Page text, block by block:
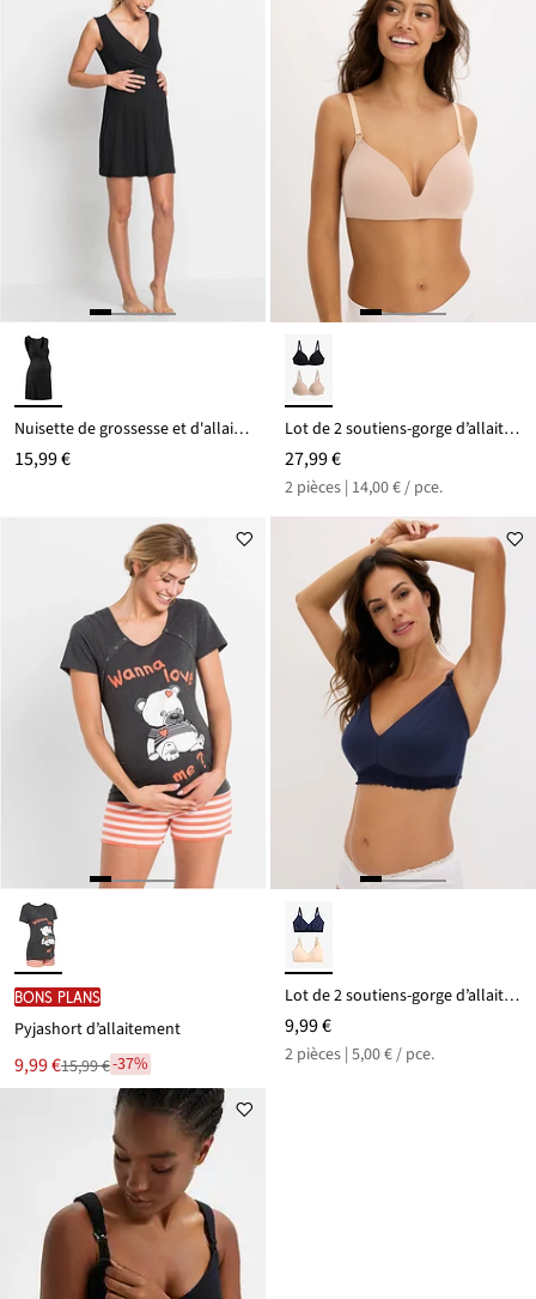
Nuisette de grossesse et d'allaitement en viscose
15,99 €
Lot de 2 soutiens-gorge d’allaitement coton rembourrés sans armatures
27,99 €
2 pièces | 14,00 € / pce.
BONS PLANS
Pyjashort d’allaitement
Le
nouveau
9,99 €
Remise15,99 €-37%
Lot de 2 soutiens-gorge d’allaitement coton sans armatures
9,99 €
2 pièces | 5,00 € / pce.